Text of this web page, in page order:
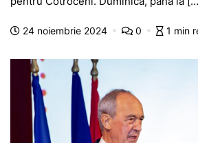
b
o
o
k
A
p
p
e
g
er
a
m
a
e
24 noiembrie 2024 0 1 min